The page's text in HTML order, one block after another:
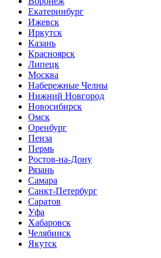
Екатеринбург
Ижевск
Иркутск
Казань
Красноярск
Липецк
Москва
Набережные Челны
Нижний Новгород
Новосибирск
Омск
Оренбург
Пенза
Пермь
Ростов-на-Дону
Рязань
Самара
Санкт-Петербург
Саратов
Уфа
Хабаровск
Челябинск
Якутск